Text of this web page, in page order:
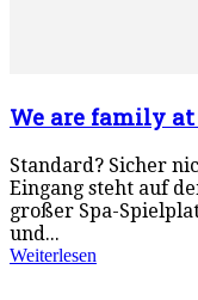
We are family
Standard? Sicher
Eingang steht auf
großer Spa-
und...
Weiterlesen